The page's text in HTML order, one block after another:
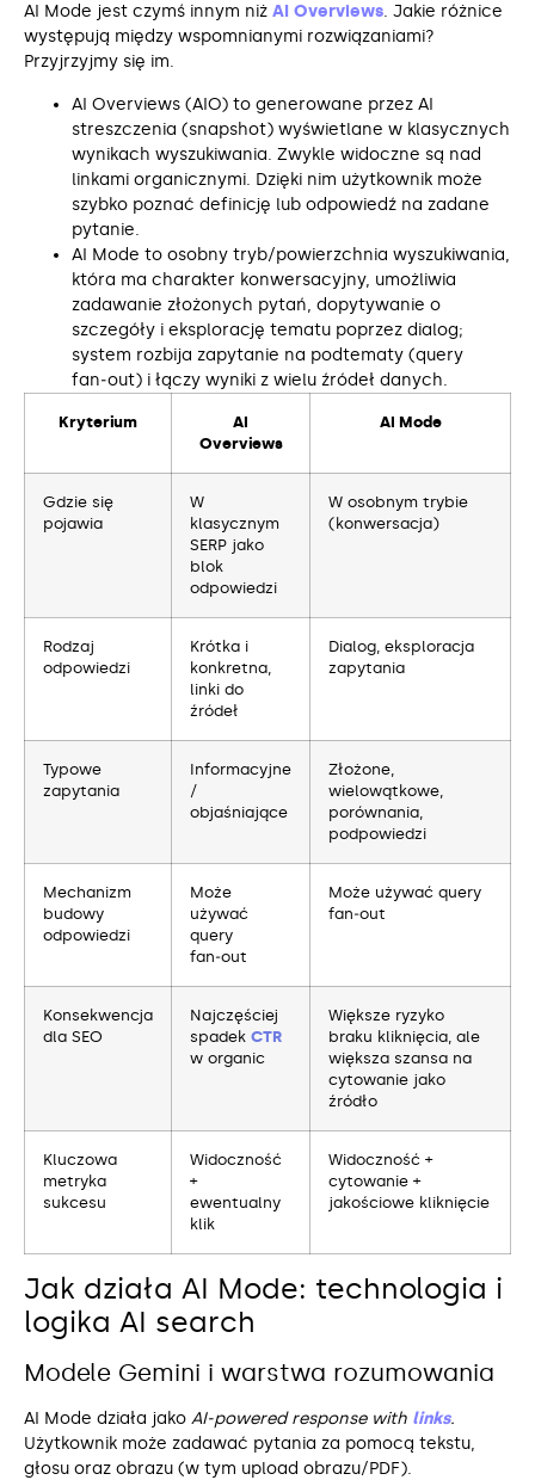
AI Mode jest czymś innym niż AI Overviews. Jakie różnice
występują między wspomnianymi rozwiązaniami?
Przyjrzyjmy się im.
AI Overviews (AIO) to generowane przez AI
streszczenia (snapshot) wyświetlane w klasycznych
wynikach wyszukiwania. Zwykle widoczne są nad
linkami organicznymi. Dzięki nim użytkownik może
szybko poznać definicję lub odpowiedź na zadane
pytanie.
AI Mode to osobny tryb/powierzchnia wyszukiwania,
która ma charakter konwersacyjny, umożliwia
zadawanie złożonych pytań, dopytywanie o
szczegóły i eksplorację tematu poprzez dialog;
system rozbija zapytanie na podtematy (query
fan‑out) i łączy wyniki z wielu źródeł danych.
Kryterium
AI
Overviews
AI Mode
Gdzie się
pojawia
W
klasycznym
SERP jako
blok
odpowiedzi
W osobnym trybie
(konwersacja)
Rodzaj
odpowiedzi
Krótka i
konkretna,
linki do
źródeł
Dialog, eksploracja
zapytania
Typowe
zapytania
Informacyjne
/
objaśniające
Złożone,
wielowątkowe,
porównania,
podpowiedzi
Mechanizm
budowy
odpowiedzi
Może
używać
query
fan‑out
Może używać query
fan‑out
Konsekwencja
dla SEO
Najczęściej
spadek CTR
w organic
Większe ryzyko
braku kliknięcia, ale
większa szansa na
cytowanie jako
źródło
Kluczowa
metryka
sukcesu
Widoczność
+
ewentualny
klik
Widoczność +
cytowanie +
jakościowe kliknięcie
Jak działa AI Mode: technologia i
logika AI search
Modele Gemini i warstwa rozumowania
AI Mode działa jako AI‑powered response with links.
Użytkownik może zadawać pytania za pomocą tekstu,
głosu oraz obrazu (w tym upload obrazu/PDF).